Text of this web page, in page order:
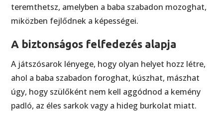
teremthetsz, amelyben a baba szabadon mozoghat,
miközben fejlődnek a képességei.
A biztonságos felfedezés alapja
A játszósarok lényege, hogy olyan helyet hozz létre,
ahol a baba szabadon foroghat, kúszhat, mászhat
úgy, hogy szülőként nem kell aggódnod a kemény
padló, az éles sarkok vagy a hideg burkolat miatt.